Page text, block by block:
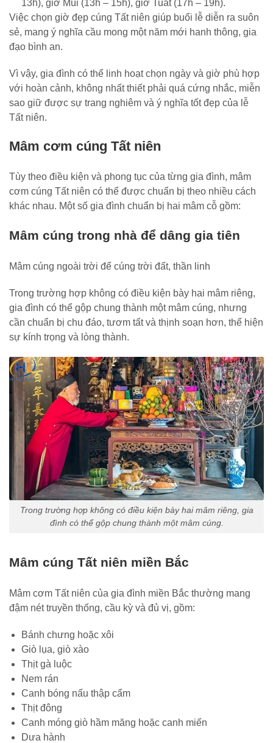
13h), giờ Mùi (13h – 15h), giờ Tuất (17h – 19h).
Việc chọn giờ đẹp cúng Tất niên giúp buổi lễ diễn ra suôn
sẻ, mang ý nghĩa cầu mong một năm mới hanh thông, gia
đạo bình an.
Vì vậy, gia đình có thể linh hoạt chọn ngày và giờ phù hợp
với hoàn cảnh, không nhất thiết phải quá cứng nhắc, miễn
sao giữ được sự trang nghiêm và ý nghĩa tốt đẹp của lễ
Tất niên.
Mâm cơm cúng Tất niên
Tùy theo điều kiện và phong tục của từng gia đình, mâm
cơm cúng Tất niên có thể được chuẩn bị theo nhiều cách
khác nhau. Một số gia đình chuẩn bị hai mâm cỗ gồm:
Mâm cúng trong nhà để dâng gia tiên
Mâm cúng ngoài trời để cúng trời đất, thần linh
Trong trường hợp không có điều kiện bày hai mâm riêng,
gia đình có thể gộp chung thành một mâm cúng, nhưng
cần chuẩn bị chu đáo, tươm tất và thịnh soạn hơn, thể hiện
sự kính trọng và lòng thành.
Trong trường hợp không có điều kiện bày hai mâm riêng, gia
đình có thể gộp chung thành một mâm cúng.
Mâm cúng Tất niên miền Bắc
Mâm cơm Tất niên của gia đình miền Bắc thường mang
đậm nét truyền thống, cầu kỳ và đủ vị, gồm:
Bánh chưng hoặc xôi
Giò lụa, giò xào
Thịt gà luộc
Nem rán
Canh bóng nấu thập cẩm
Thịt đông
Canh móng giò hầm măng hoặc canh miến
Dưa hành